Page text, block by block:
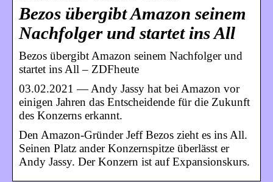
Bezos übergibt Amazon seinem
Nachfolger und startet ins All
Bezos übergibt Amazon seinem Nachfolger und
startet ins All – ZDFheute
03.02.2021 — Andy Jassy hat bei Amazon vor
einigen Jahren das Entscheidende für die Zukunft
des Konzerns erkannt.
Den Amazon-Gründer Jeff Bezos zieht es ins All.
Seinen Platz ander Konzernspitze überlässt er
Andy Jassy. Der Konzern ist auf Expansionskurs.